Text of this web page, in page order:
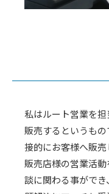
私はルート営業を担
販売するというも
接的にお客様へ販
販売店様の営業活
談に関わる事がで